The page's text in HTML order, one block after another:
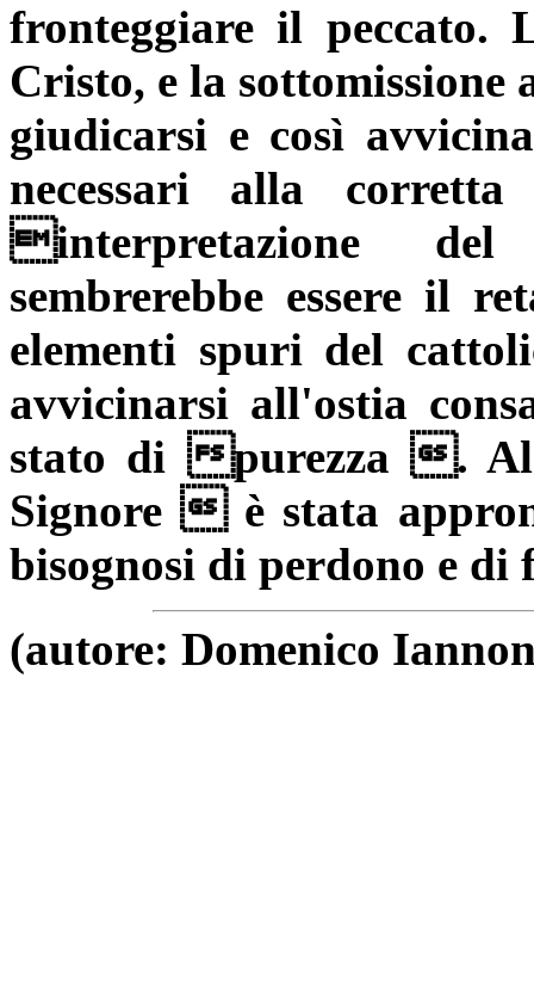
fronteggiare il peccato.
Cristo, e la sottomissione
giudicarsi e così
necessari alla
interpretazione
sembrerebbe essere il
elementi spuri del
avvicinarsi all'ostia
stato di purezza .
Signore  è stata
bisognosi di perdono e di
(autore: Domenico